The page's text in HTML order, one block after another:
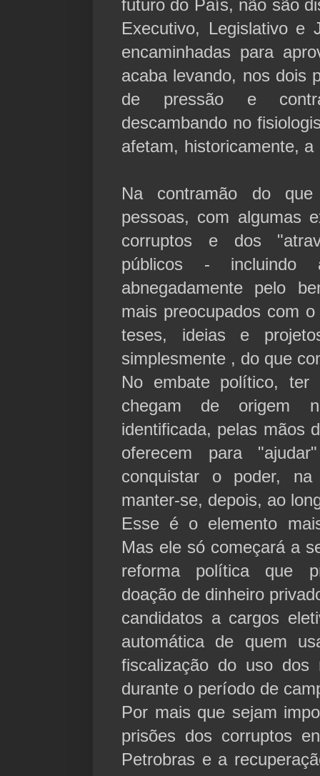
futuro do País, não são
Executivo, Legislativo e
encaminhadas para
acaba levando, nos dois
de pressão e
descambando no
afetam, historicamente,
Na contramão do
pessoas, com algumas
corruptos e dos
públicos - incluindo
abnegadamente pelo
mais preocupados com
teses, ideias e
simplesmente , do que
No embate político,
chegam de origem
identificada, pelas mãos
oferecem para
conquistar o poder,
manter-se, depois, ao
Esse é o elemento
Mas ele só começará a
reforma política que
doação de dinheiro
candidatos a cargos
automática de quem
fiscalização do uso dos
durante o período de
Por mais que sejam
prisões dos corruptos
Petrobras e a